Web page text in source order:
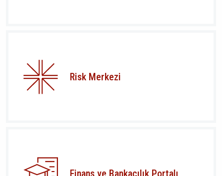
Risk Merkezi
Finans ve Bankacılık Portalı